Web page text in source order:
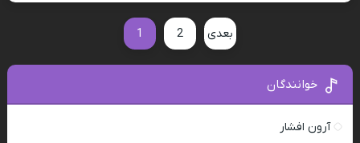
1 2 بعدی
خوانندگان
آرون افشار